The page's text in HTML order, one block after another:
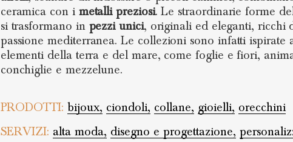
ceramica con i metalli preziosi. Le straordinarie forme
si trasformano in pezzi unici, originali ed eleganti, ricchi
passione mediterranea. Le collezioni sono infatti ispirate
elementi della terra e del mare, come foglie e fiori,
conchiglie e mezzelune.
PRODOTTI: bijoux, ciondoli, collane, gioielli, orecchini
SERVIZI: alta moda, disegno e progettazione,